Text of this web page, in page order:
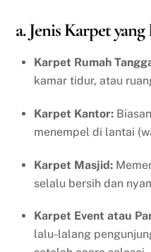
a. Jenis Karpet
Karpet Rumah
kamar tidur, atau
Karpet Kantor:
menempel di lantai
Karpet Masjid:
selalu bersih dan
Karpet Event atau
lalu-lalang